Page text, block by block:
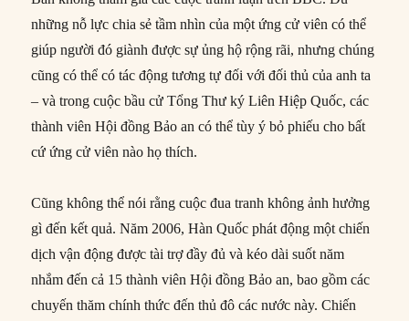
những nỗ lực chia sẻ tầm nhìn của một ứng cử viên có thể
giúp người đó giành được sự ủng hộ rộng rãi, nhưng chúng
cũng có thể có tác động tương tự đối với đối thủ của anh ta
– và trong cuộc bầu cử Tổng Thư ký Liên Hiệp Quốc, các
thành viên Hội đồng Bảo an có thể tùy ý bỏ phiếu cho bất
cứ ứng cử viên nào họ thích.
Cũng không thể nói rằng cuộc đua tranh không ảnh hưởng
gì đến kết quả. Năm 2006, Hàn Quốc phát động một chiến
dịch vận động được tài trợ đầy đủ và kéo dài suốt năm
nhắm đến cả 15 thành viên Hội đồng Bảo an, bao gồm các
chuyến thăm chính thức đến thủ đô các nước này. Chiến